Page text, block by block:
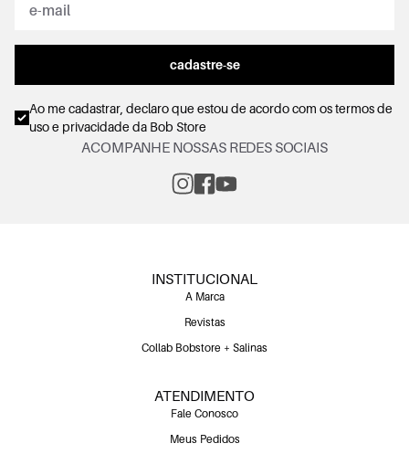
cadastre-se
Ao me cadastrar, declaro que estou de acordo com ostermos de
uso e privacidadeda Bob Store
ACOMPANHE NOSSAS REDES SOCIAIS
INSTITUCIONAL
A Marca
Revistas
Collab Bobstore + Salinas
ATENDIMENTO
Fale Conosco
Meus Pedidos